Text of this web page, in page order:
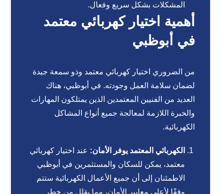
المشكلات بشكل سريع وفعال.
أهمية اختيار كهربائي معتمد
في أبوظبي
من الضروري اختيار كهربائي معتمد وذو سمعة جيدة
لضمان سلامة العمل وجودته. في أبوظبي، هناك
العديد من الفنيين المعتمدين الذين يمتلكون المهارات
والخبرة اللازمة لمعالجة جميع أنواع المشاكل
الكهربائية.
الكهربائي المعتمد يوفر الأمان: عند اختيار كهربائي
معتمد، يمكن للسكان والمستثمرين في أبوظبي
الاطمئنان إلى أن جميع الأعمال الكهربائية ستتم
وفقًا لأعلى معايير الأمان، مما يقلل من خطر